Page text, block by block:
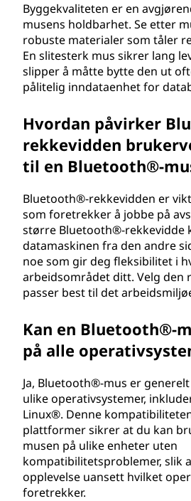
Byggekvaliteten er en
musens holdbarhet. Se etter
robuste materialer som tåler
En slitesterk mus sikrer lang
slipper å måtte bytte den ut
pålitelig inndataenhet for
Hvordan påvirker
rekkevidden
til en Bluetooth®-
Bluetooth®-rekkevidden er
som foretrekker å jobbe på
større Bluetooth®-rekkevidde
datamaskinen fra den andre
noe som gir deg fleksibilitet i
arbeidsområdet ditt. Velg den
passer best til det
Kan en Bluetooth®-
på alle
Ja, Bluetooth®-mus er
ulike operativsystemer,
Linux®. Denne
plattformer sikrer at du kan
musen på ulike enheter uten
kompatibilitetsproblemer, slik
opplevelse uansett hvilket
foretrekker.